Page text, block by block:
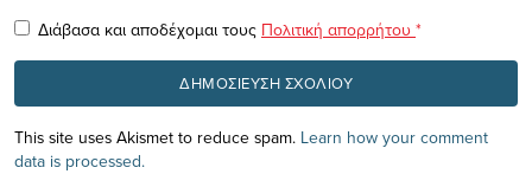
Διάβασα και αποδέχομαι τους Πολιτική απορρήτου *
This site uses Akismet to reduce spam. Learn how your comment
data is processed.